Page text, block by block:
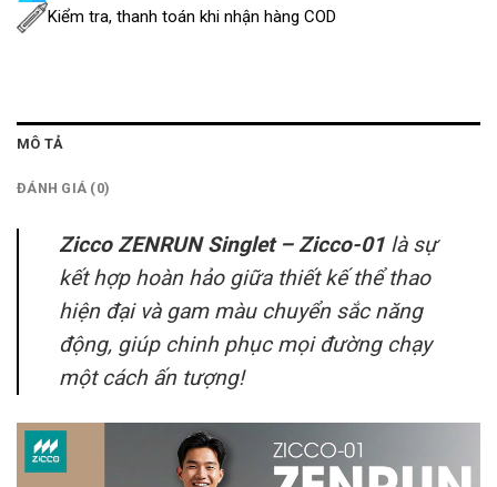
Kiểm tra, thanh toán khi nhận hàng COD
MÔ TẢ
ĐÁNH GIÁ (0)
Zicco ZENRUN Singlet – Zicco-01 là sự
kết hợp hoàn hảo giữa thiết kế thể thao
hiện đại và gam màu chuyển sắc năng
động, giúp chinh phục mọi đường chạy
một cách ấn tượng!